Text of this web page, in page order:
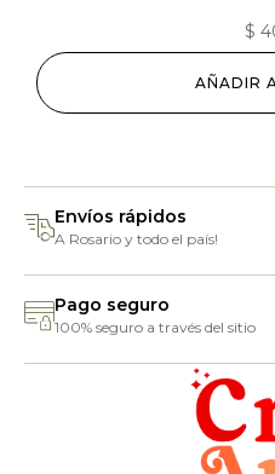
$
AÑADIR
Envíos rápidos
A Rosario y todo el país!
Pago seguro
100% seguro a través del sitio